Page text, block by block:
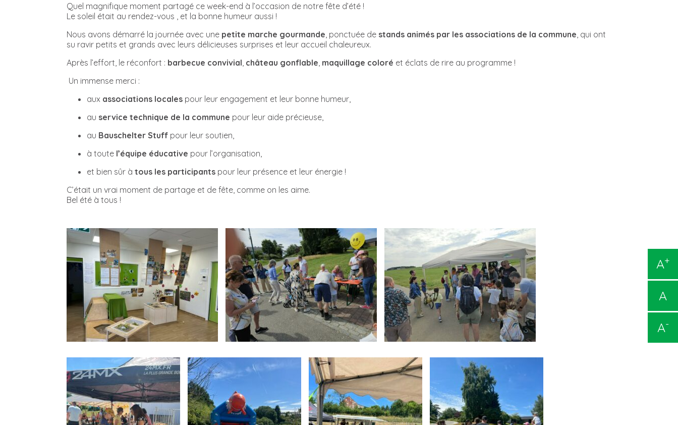
A+
A
A-
Quel magnifique moment partagé ce week-end à l’occasion de notre fête d’été !
Le soleil était au rendez-vous , et la bonne humeur aussi !
Nous avons démarré la journée avec une petite marche gourmande , ponctuée de stands animés par les associations de la commune , qui ont
su ravir petits et grands avec leurs délicieuses surprises et leur accueil chaleureux.
Après l’effort, le réconfort : barbecue convivial château gonflable maquillage coloré et éclats de rire au programme !
Un immense merci :
aux associations locales pour leur engagement et leur bonne humeur,
au service technique de la commune pour leur aide précieuse,
au Bauschelter Stuff pour leur soutien,
à toute l’équipe éducative pour l’organisation,
et bien sûr à tous les participants pour leur présence et leur énergie !
C’était un vrai moment de partage et de fête, comme on les aime.
Bel été à tous !